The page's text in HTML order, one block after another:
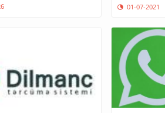
01-07-2021